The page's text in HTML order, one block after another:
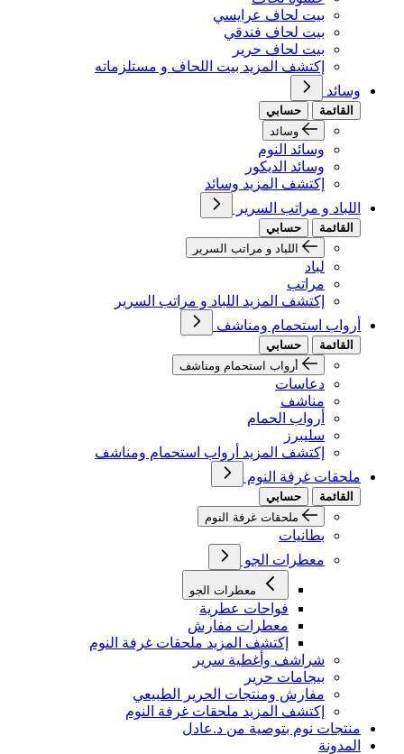
بيت لحاف عرايسي
بيت لحاف فندقي
بيت لحاف حرير
إكتشف المزيد بيت اللحاف و مستلزماته
وسائد
القائمة
حسابي
وسائد
وسائد النوم
وسائد الديكور
إكتشف المزيد وسائد
اللباد و مراتب السرير
القائمة
حسابي
اللباد و مراتب السرير
لباد
مراتب
إكتشف المزيد اللباد و مراتب السرير
أرواب استحمام ومناشف
القائمة
حسابي
أرواب استحمام ومناشف
دعاسات
مناشف
أرواب الحمام
سليبرز
إكتشف المزيد أرواب استحمام ومناشف
ملحقات غرفة النوم
القائمة
حسابي
ملحقات غرفة النوم
بطانيات
معطرات الجو
معطرات الجو
فواحات عطرية
معطرات مفارش
إكتشف المزيد ملحقات غرفة النوم
شراشف وأغطية سرير
بيجامات حرير
مفارش ومنتجات الحرير الطبيعي
إكتشف المزيد ملحقات غرفة النوم
منتجات نوم بتوصية من د.عادل
المدونة